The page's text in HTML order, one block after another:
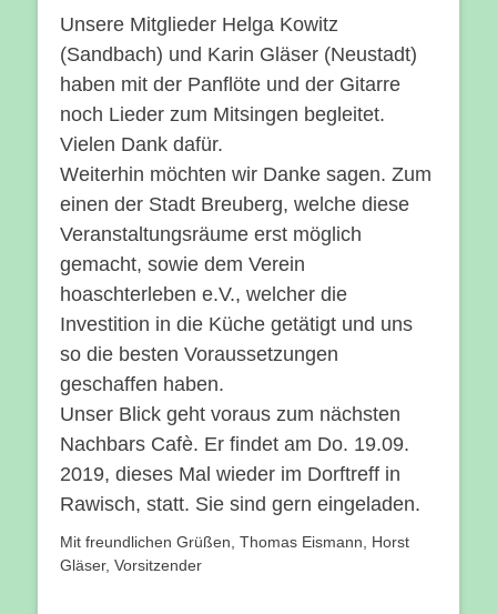
Unsere Mitglieder Helga Kowitz
(Sandbach) und Karin Gläser (Neustadt)
haben mit der Panflöte und der Gitarre
noch Lieder zum Mitsingen begleitet.
Vielen Dank dafür.
Weiterhin möchten wir Danke sagen. Zum
einen der Stadt Breuberg, welche diese
Veranstaltungsräume erst möglich
gemacht, sowie dem Verein
hoaschterleben e.V., welcher die
Investition in die Küche getätigt und uns
so die besten Voraussetzungen
geschaffen haben.
Unser Blick geht voraus zum nächsten
Nachbars Cafè. Er findet am Do. 19.09.
2019, dieses Mal wieder im Dorftreff in
Rawisch, statt. Sie sind gern eingeladen.
Mit freundlichen Grüßen, Thomas Eismann, Horst
Gläser, Vorsitzender